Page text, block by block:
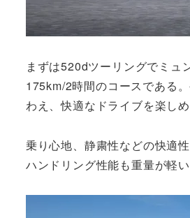
まずは520dツーリングでミュ
175km/2時間のコースである
わえ、快適なドライブを楽しめ
乗り心地、静粛性などの快適
ハンドリング性能も重量が軽